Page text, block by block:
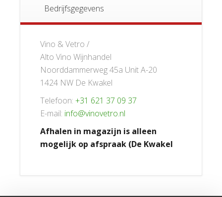
Bedrijfsgegevens
Vino & Vetro /
Alto Vino Wijnhandel
Noorddammerweg 45a Unit A-20
1424 NW De Kwakel
Telefoon: +31 621 37 09 37
E-mail: info@vinovetro.nl
Afhalen in magazijn is alleen
mogelijk op afspraak (De Kwakel